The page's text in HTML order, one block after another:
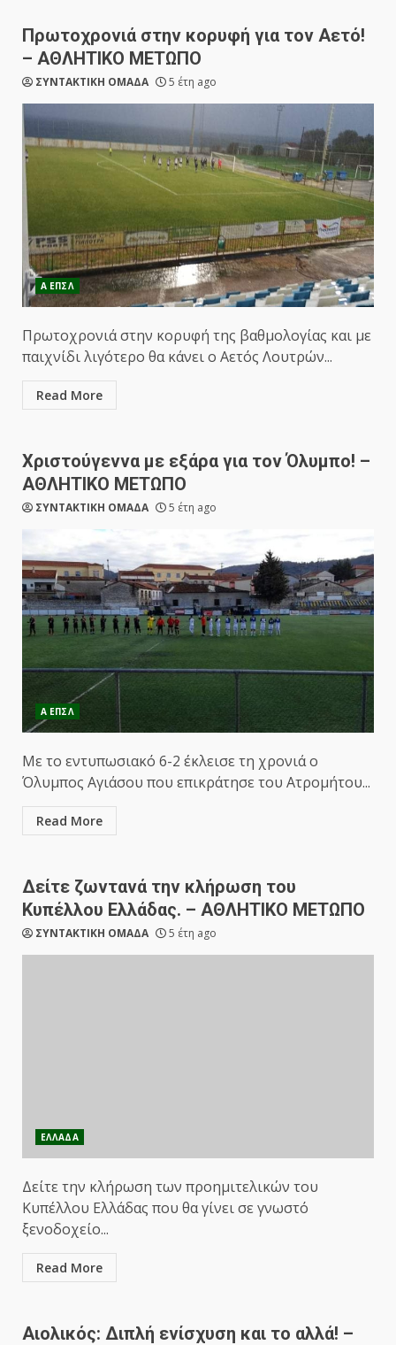
Πρωτοχρονιά στην κορυφή για τον Αετό!
– ΑΘΛΗΤΙΚΟ ΜΕΤΩΠΟ
ΣΥΝΤΑΚΤΙΚΗ ΟΜΑΔΑ 5 έτη ago
Α ΕΠΣΛ
Πρωτοχρονιά στην κορυφή της βαθμολογίας και με
παιχνίδι λιγότερο θα κάνει ο Αετός Λουτρών...
Read More
Χριστούγεννα με εξάρα για τον Όλυμπο! –
ΑΘΛΗΤΙΚΟ ΜΕΤΩΠΟ
ΣΥΝΤΑΚΤΙΚΗ ΟΜΑΔΑ 5 έτη ago
Α ΕΠΣΛ
Με το εντυπωσιακό 6-2 έκλεισε τη χρονιά ο
Όλυμπος Αγιάσου που επικράτησε του Ατρομήτου...
Read More
Δείτε ζωντανά την κλήρωση του
Κυπέλλου Ελλάδας. – ΑΘΛΗΤΙΚΟ ΜΕΤΩΠΟ
ΣΥΝΤΑΚΤΙΚΗ ΟΜΑΔΑ 5 έτη ago
ΕΛΛΑΔΑ
Δείτε την κλήρωση των προημιτελικών του
Κυπέλλου Ελλάδας που θα γίνει σε γνωστό
ξενοδοχείο...
Read More
Αιολικός: Διπλή ενίσχυση και το αλλά! –